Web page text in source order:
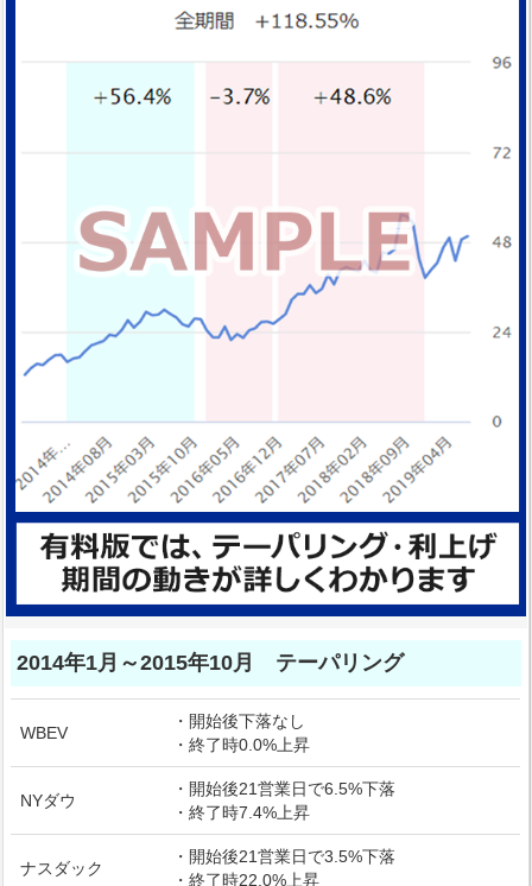
2014年1月～2015年10月 テーパリング
WBEV
・開始後下落なし
・終了時0.0%上昇
NYダウ
・開始後21営業日で6.5%下落
・終了時7.4%上昇
ナスダック
・開始後21営業日で3.5%下落
・終了時22.0%上昇